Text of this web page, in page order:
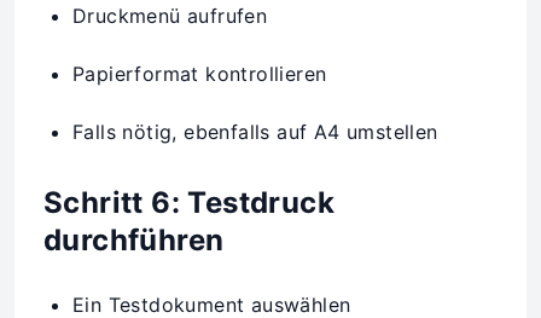
Druckmenü aufrufen
Papierformat kontrollieren
Falls nötig, ebenfalls auf A4 umstellen
Schritt 6: Testdruck
durchführen
Ein Testdokument auswählen